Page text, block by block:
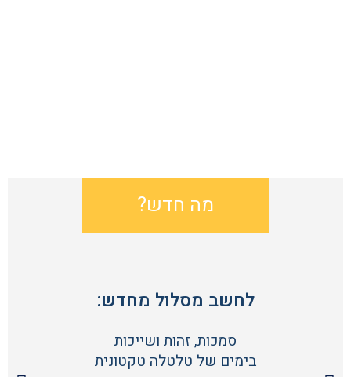
מה חדש?
לחשב מסלול מחדש:
סמכות, זהות ושייכות
בימים של טלטלה טקטונית